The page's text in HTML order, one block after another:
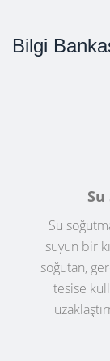
Bilgi
Su
suyun bir
soğutan,
tesise